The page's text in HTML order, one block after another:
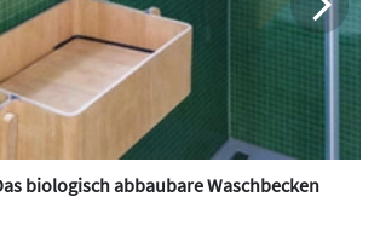
biologisch abbaubare Waschbecken